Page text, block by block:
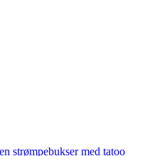
strømpebukser med tatoo